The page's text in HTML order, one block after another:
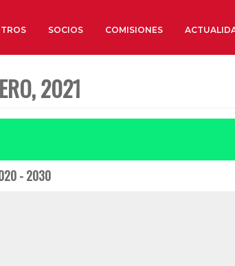
SOCIOS COMISIONES
2021
- 2030